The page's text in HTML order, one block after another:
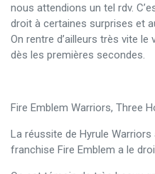
nous attendions un tel rdv.
droit à certaines surprises et
On rentre d’ailleurs très vite
dès les premières secondes.
Fire Emblem Warriors, Three
La réussite de Hyrule
franchise Fire Emblem a le